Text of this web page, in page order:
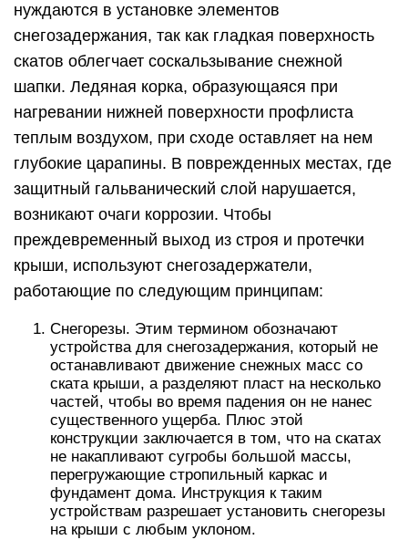
нуждаются в установке элементов
снегозадержания, так как гладкая поверхность
скатов облегчает соскальзывание снежной
шапки. Ледяная корка, образующаяся при
нагревании нижней поверхности профлиста
теплым воздухом, при сходе оставляет на нем
глубокие царапины. В поврежденных местах, где
защитный гальванический слой нарушается,
возникают очаги коррозии. Чтобы
преждевременный выход из строя и протечки
крыши, используют снегозадержатели,
работающие по следующим принципам:
Снегорезы. Этим термином обозначают
устройства для снегозадержания, который не
останавливают движение снежных масс со
ската крыши, а разделяют пласт на несколько
частей, чтобы во время падения он не нанес
существенного ущерба. Плюс этой
конструкции заключается в том, что на скатах
не накапливают сугробы большой массы,
перегружающие стропильный каркас и
фундамент дома. Инструкция к таким
устройствам разрешает установить снегорезы
на крыши с любым уклоном.